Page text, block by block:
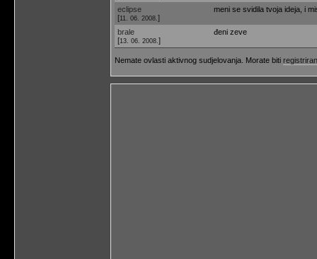
eclipse
[11. 06. 2008. ]
meni se svidila tvoja ideja, i
brale
[13. 06. 2008. ]
đeni zeve
Nemate ovlasti aktivnog sudjelovanja. Morate biti